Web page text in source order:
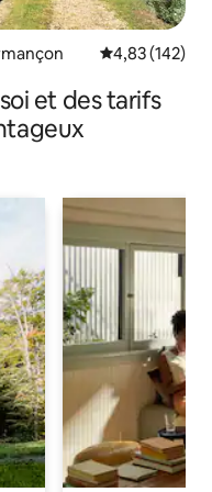
Évaluation
4,83 (142)
et des tarifs